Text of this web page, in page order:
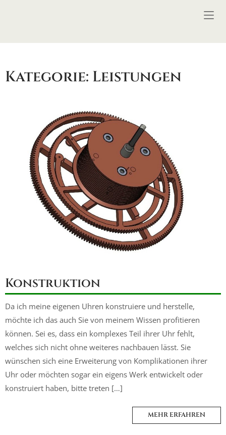
Kategorie: Leistungen
Konstruktion
Da ich meine eigenen Uhren konstruiere und herstelle,
möchte ich das auch Sie von meinem Wissen profitieren
können. Sei es, dass ein komplexes Teil ihrer Uhr fehlt,
welches sich nicht ohne weiteres nachbauen lässt. Sie
wünschen sich eine Erweiterung von Komplikationen ihrer
Uhr oder möchten sogar ein eigens Werk entwickelt oder
konstruiert haben, bitte treten […]
MEHR ERFAHREN